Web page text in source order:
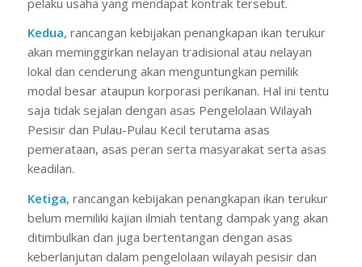
Kedua, rancangan kebijakan penangkapan ikan terukur
akan meminggirkan nelayan tradisional atau nelayan
lokal dan cenderung akan menguntungkan pemilik
modal besar ataupun korporasi perikanan. Hal ini tentu
saja tidak sejalan dengan asas Pengelolaan Wilayah
Pesisir dan Pulau-Pulau Kecil terutama asas
pemerataan, asas peran serta masyarakat serta asas
keadilan.
Ketiga, rancangan kebijakan penangkapan ikan terukur
belum memiliki kajian ilmiah tentang dampak yang akan
ditimbulkan dan juga bertentangan dengan asas
keberlanjutan dalam pengelolaan wilayah pesisir dan